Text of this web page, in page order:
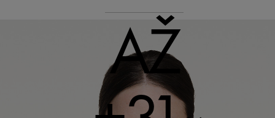
AŽ